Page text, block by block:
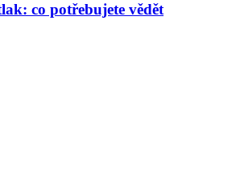
co potřebujete vědět